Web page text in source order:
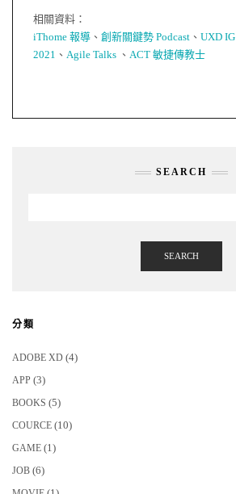
相關資料：
iThome 報導 、 創新關鍵勢 Podcast 、 UXD IG
2021 、 Agile Talks 、 ACT 敏捷傳教士
SEARCH
SEARCH
分類
ADOBE XD (4)
APP (3)
BOOKS (5)
COURCE (10)
GAME (1)
JOB (6)